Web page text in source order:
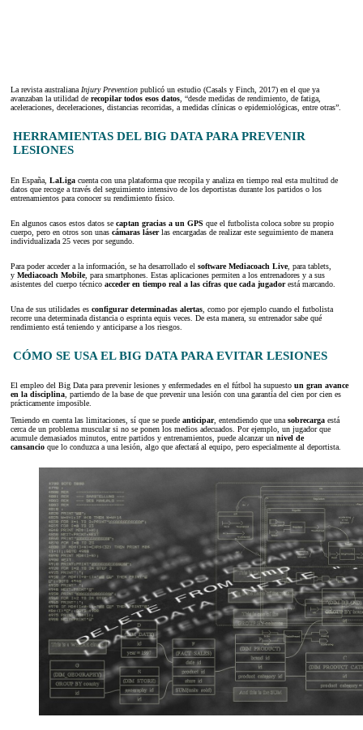
La revista australiana Injury Prevention publicó un estudio (Casals y Finch, 2017) en el que ya
avanzaban la utilidad de recopilar todos esos datos , “desde medidas de rendimiento, de fatiga,
aceleraciones, deceleraciones, distancias recorridas, a medidas clínicas o epidemiológicas, entre otras”.
HERRAMIENTAS DEL BIG DATA PARA PREVENIR
LESIONES
En España, LaLiga cuenta con una plataforma que recopila y analiza en tiempo real esta multitud de
datos que recoge a través del seguimiento intensivo de los deportistas durante los partidos o los
entrenamientos para conocer su rendimiento físico.
En algunos casos estos datos se captan gracias a un GPS que el futbolista coloca sobre su propio
cuerpo, pero en otros son unas cámaras láserlas encargadas de realizar este seguimiento de manera
individualizada 25 veces por segundo.
Para poder acceder a la información, se ha desarrollado el software Mediacoach Live, para tablets,
y Mediacoach Mobile, para smartphones. Estas aplicaciones permiten a los entrenadores y a sus
asistentes del cuerpo técnico acceder en tiempo real a las cifras que cada jugadorestá marcando.
Una de sus utilidades es configurar determinadas alertas , como por ejemplo cuando el futbolista
recorre una determinada distancia o esprinta equis veces. De esta manera, su entrenador sabe qué
rendimiento está teniendo y anticiparse a los riesgos.
CÓMO SE USA EL BIG DATA PARA EVITAR LESIONES
El empleo del Big Data para prevenir lesiones y enfermedades en el fútbol ha supuesto un gran avance
en la disciplina, partiendo de la base de que prevenir una lesión con una garantía del cien por cien es
prácticamente imposible.
Teniendo en cuenta las limitaciones, sí que se puede anticipar, entendiendo que unasobrecarga está
cerca de un problema muscular si no se ponen los medios adecuados. Por ejemplo, un jugador que
acumule demasiados minutos, entre partidos y entrenamientos, puede alcanzar un nivel de
cansancio que lo conduzca a una lesión, algo que afectará al equipo, pero especialmente al deportista.